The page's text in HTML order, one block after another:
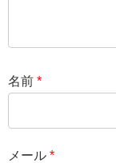
名前 *
メール *